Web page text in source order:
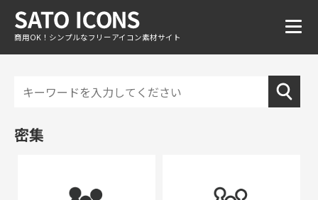
商用OK！シンプルなフリーアイコン素材サイト
密集